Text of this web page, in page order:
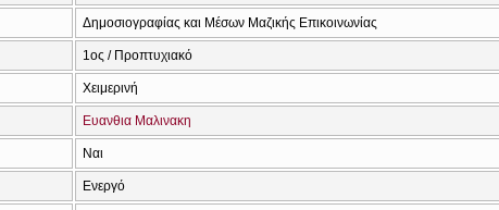
Δημοσιογραφίας και Μέσων Μαζικής Επικοινωνίας
1ος / Προπτυχιακό
Χειμερινή
Ευανθια Μαλινακη
Ναι
Ενεργό